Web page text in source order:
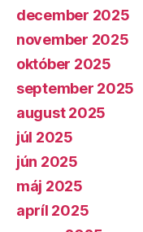
december 2025
november 2025
október 2025
september 2025
august 2025
júl 2025
jún 2025
máj 2025
apríl 2025